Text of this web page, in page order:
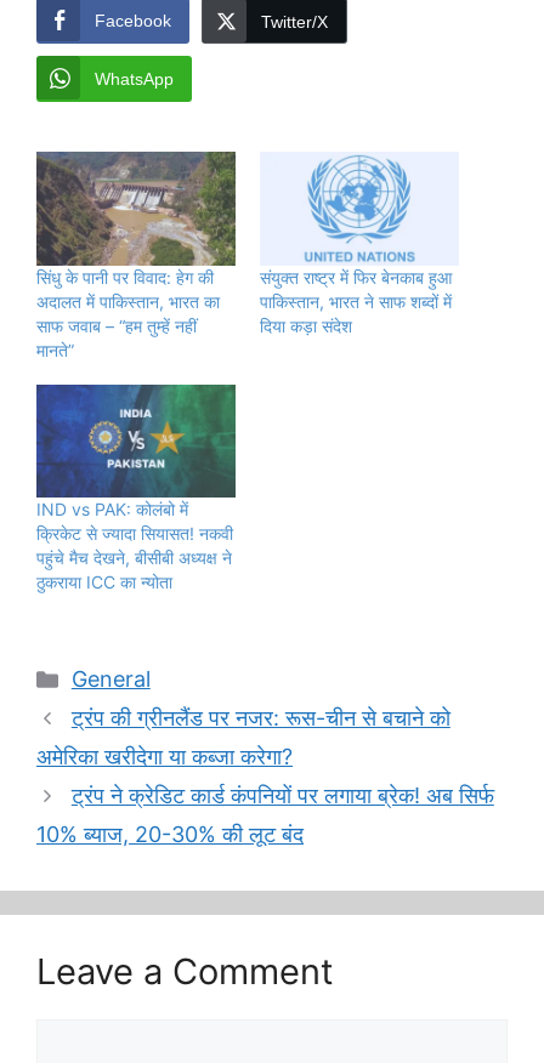
Facebook Twitter/X
WhatsApp
सिंधु के पानी पर विवाद: हेग की
अदालत में पाकिस्तान, भारत का
साफ जवाब – “हम तुम्हें नहीं
मानते”
संयुक्त राष्ट्र में फिर बेनकाब हुआ
पाकिस्तान, भारत ने साफ शब्दों में
दिया कड़ा संदेश
IND vs PAK: कोलंबो में
क्रिकेट से ज्यादा सियासत! नकवी
पहुंचे मैच देखने, बीसीबी अध्यक्ष ने
ठुकराया ICC का न्योता
Categories
General
ट्रंप की ग्रीनलैंड पर नजर: रूस-चीन से बचाने को
अमेरिका खरीदेगा या कब्जा करेगा?
ट्रंप ने क्रेडिट कार्ड कंपनियों पर लगाया ब्रेक! अब सिर्फ
10% ब्याज, 20-30% की लूट बंद
Leave a Comment